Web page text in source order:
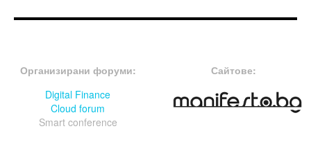
Организирани форуми:
Digital Finance
Cloud forum
Smart conference
Сайтове: